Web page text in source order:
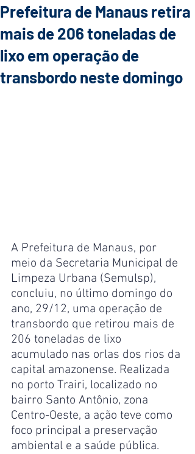
Prefeitura de Manaus retira
mais de 206 toneladas de
lixo em operação de
transbordo neste domingo
A Prefeitura de Manaus, por
meio da Secretaria Municipal de
Limpeza Urbana (Semulsp),
concluiu, no último domingo do
ano, 29/12, uma operação de
transbordo que retirou mais de
206 toneladas de lixo
acumulado nas orlas dos rios da
capital amazonense. Realizada
no porto Trairi, localizado no
bairro Santo Antônio, zona
Centro-Oeste, a ação teve como
foco principal a preservação
ambiental e a saúde pública.